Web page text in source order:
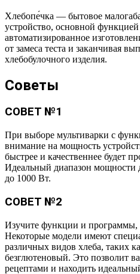
Хлебопе́чка — бытовое
устройство, основной функцией
автоматизированное
от замеса теста и заканчивая
хлебобулочного изделия.
Советы
СОВЕТ №1
При выборе мультиварки с
внимание на мощность
быстрее и качественнее будет
Идеальный диапазон мощности
до 1000 Вт.
СОВЕТ №2
Изучите функции и программы,
Некоторые модели имеют
различных видов хлеба, таких
безглютеновый. Это позволит
рецептами и находить